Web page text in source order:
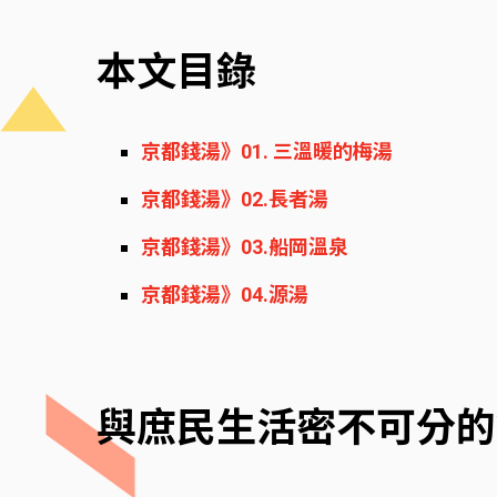
本文目錄
京都錢湯》01. 三溫暖的梅湯
京都錢湯》02.長者湯
京都錢湯》03.船岡溫泉
京都錢湯》04.源湯
與庶民生活密不可分